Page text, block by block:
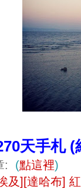
天手札
: (點這裡)
及][達哈布]